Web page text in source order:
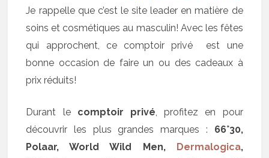
Je rappelle que c’est le site leader en matière de
soins et cosmétiques au masculin! Avec les fêtes
qui approchent, ce comptoir privé est une
bonne occasion de faire un ou des cadeaux à
prix réduits!
Durant le comptoir privé, profitez en pour
découvrir les plus grandes marques : 66°30,
Polaar, World Wild Men,
Dermalogica,